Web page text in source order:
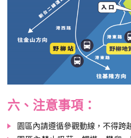
六、注意事項：
園區內請遵循參觀動線，不得跨